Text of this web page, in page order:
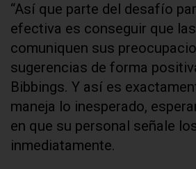
“Así que parte del desafío
efectiva es conseguir que
comuniquen sus
sugerencias de forma
Bibbings. Y así es
maneja lo inesperado,
en que su personal señale
inmediatamente.